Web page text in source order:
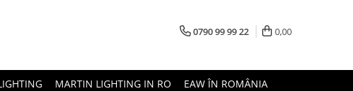
0790 99 99 22 0,00
MARTIN LIGHTING IN RO EAW ÎN ROMÂNIA